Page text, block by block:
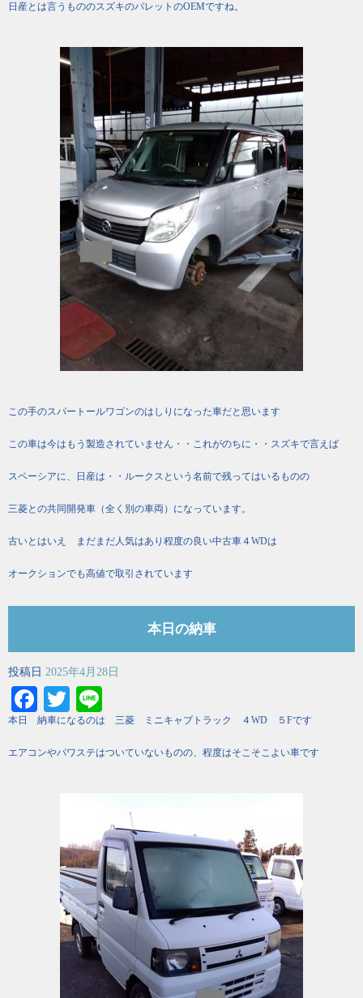
日産とは言うもののスズキのパレットのOEMですね。
この手のスパートールワゴンのはしりになった車だと思います
この車は今はもう製造されていません・・これがのちに・・スズキで言えば
スペーシアに、日産は・・ルークスという名前で残ってはいるものの
三菱との共同開発車（全く別の車両）になっています。
古いとはいえ まだまだ人気はあり程度の良い中古車４WDは
オークションでも高値で取引されています
本日の納車
投稿日 2025年4月28日
Facebook
Twitter
本日 納車になるのは 三菱 ミニキャブトラック ４WD ５Fです
エアコンやパワステはついていないものの、程度はそこそこよい車です